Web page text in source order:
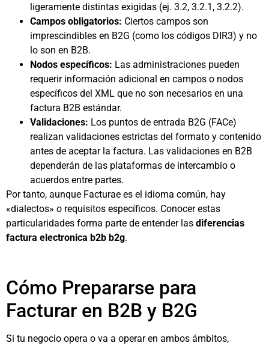
ligeramente distintas exigidas (ej. 3.2, 3.2.1, 3.2.2).
Campos obligatorios: Ciertos campos son
imprescindibles en B2G (como los códigos DIR3) y no
lo son en B2B.
Nodos específicos: Las administraciones pueden
requerir información adicional en campos o nodos
específicos del XML que no son necesarios en una
factura B2B estándar.
Validaciones: Los puntos de entrada B2G (FACe)
realizan validaciones estrictas del formato y contenido
antes de aceptar la factura. Las validaciones en B2B
dependerán de las plataformas de intercambio o
acuerdos entre partes.
Por tanto, aunque Facturae es el idioma común, hay
«dialectos» o requisitos específicos. Conocer estas
particularidades forma parte de entender las diferencias
factura electronica b2b b2g.
Cómo Prepararse para
Facturar en B2B y B2G
Si tu negocio opera o va a operar en ambos ámbitos,